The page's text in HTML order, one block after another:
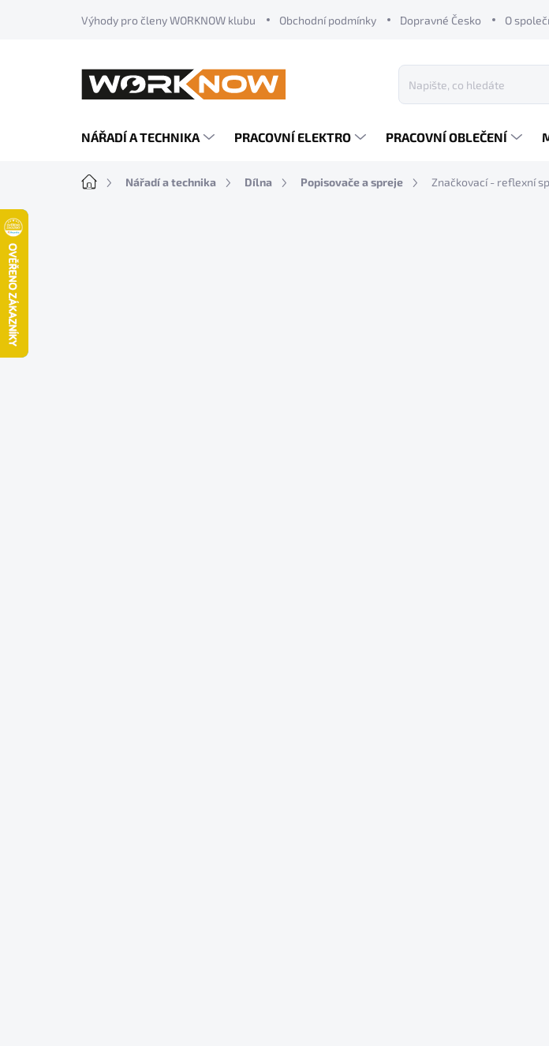
Výhody pro členy WORKNOW klubu Obchodní podmínky Dopravné Česko O
NÁŘADÍ A TECHNIKA PRACOVNÍ ELEKTRO PRACOVNÍ OBLEČENÍ
Domů Nářadí a technika Dílna Popisovače a spreje Značkovací - reflexní